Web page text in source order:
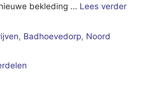
bekleding … Lees verder
, Badhoevedorp, Noord